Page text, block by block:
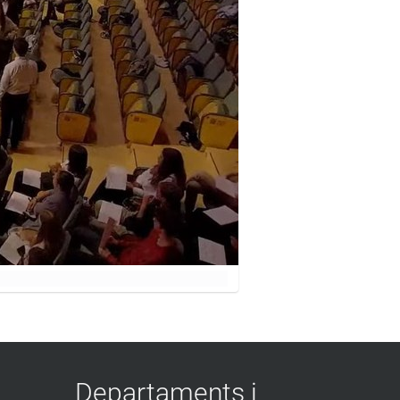
Departaments i